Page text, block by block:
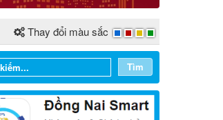
Thay đổi màu sắc
Tìm